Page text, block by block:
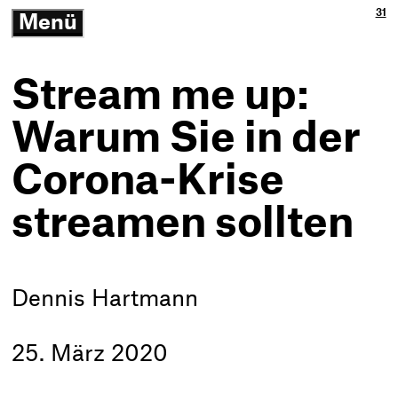
Menü
31
Stream me up:
Warum Sie in der
Corona-Krise
streamen sollten
Dennis Hartmann
25. März 2020